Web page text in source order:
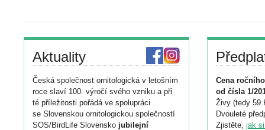
Aktuality
Česká společnost ornitologická v letošním
roce slaví 100. výročí svého vzniku a při
té příležitosti pořádá ve spolupráci
se Slovenskou ornitologickou společností
SOS/BirdLife Slovensko jubilejní
Cena
od čísla 1/
Živy (tedy 59
Dvouleté
Zjistěte, jak